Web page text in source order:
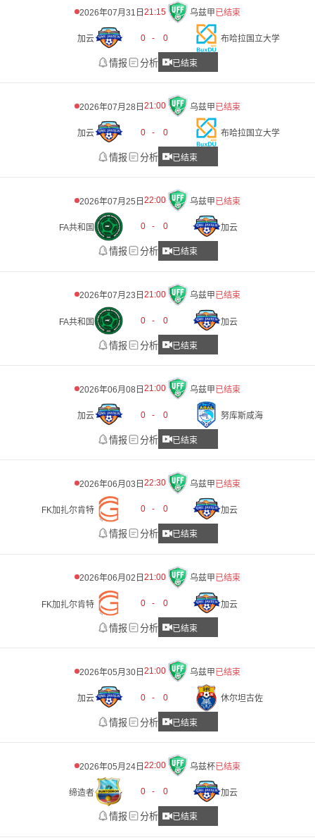
2026年07月31日 21:15 乌兹甲已结束
加云 0 - 0 布哈拉国立大学
情报 分析 已结束
2026年07月28日 21:00 乌兹甲已结束
加云 0 - 0 布哈拉国立大学
情报 分析 已结束
2026年07月25日 22:00 乌兹甲已结束
FA共和国 0 - 0 加云
情报 分析 已结束
2026年07月23日 21:00 乌兹甲已结束
FA共和国 0 - 0 加云
情报 分析 已结束
2026年06月08日 21:00 乌兹甲已结束
加云 0 - 0 努库斯咸海
情报 分析 已结束
2026年06月03日 22:30 乌兹甲已结束
FK加扎尔肯特 0 - 0 加云
情报 分析 已结束
2026年06月02日 21:00 乌兹甲已结束
FK加扎尔肯特 0 - 0 加云
情报 分析 已结束
2026年05月30日 21:00 乌兹甲已结束
加云 0 - 0 休尔坦古佐
情报 分析 已结束
2026年05月24日 22:00 乌兹杯已结束
缔造者 0 - 0 加云
情报 分析 已结束